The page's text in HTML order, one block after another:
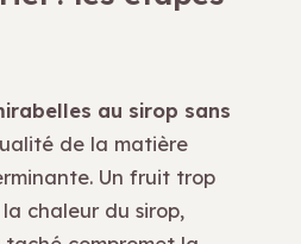
au sirop sans
de la matière
Un fruit trop
la chaleur du sirop,